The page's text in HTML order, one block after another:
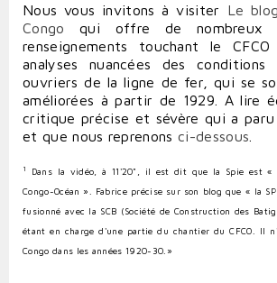
Nous vous invitons à visiter Le
Congo qui offre de nombreux
renseignements touchant le
analyses nuancées des
ouvriers de la ligne de fer, qui se
améliorées à partir de 1929. A lire
critique précise et sévère qui a paru
et que nous reprenonsci-dessous
1
Dans la vidéo, à 11'20", il est dit que la Spie est
Congo-Océan ». Fabrice précise sur son blog que « la
fusionné avec la SCB (Société de Construction des
étant en charge d'une partie du chantier du CFCO. Il
Congo dans les années 1920-30.»